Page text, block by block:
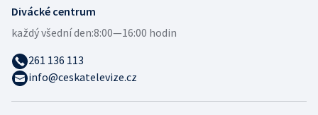
Divácké centrum
každý všední den:8:00—16:00 hodin
261 136 113
info@ceskatelevize.cz